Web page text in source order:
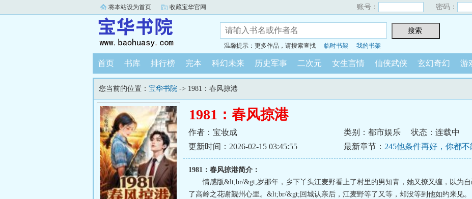
将本站设为首页 收藏宝华官网 账号： 密码：
温馨提示：更多作品，请搜索查找 临时书架 我的书架
首页 书库 排行榜 完本 科幻未来 历史军事 二次元 女生言情 仙侠武侠 玄幻奇幻 游
您当前的位置： 宝华书院 -> 1981：春风掠港
1981：春风掠港
作者：宝妆成 类别：都市娱乐
状态：连载中
更新时间：2026-02-15 03:45:55
最新章节： 245他条件再好，你都
自己事业
1981：春风掠港简介：
情感版&lt;br/&gt;岁那年，乡下丫头江麦野看上了村里的男知青，她又撩又缠，以为
了高岭之花谢觐州心里。&lt;br/&gt;回城认亲后，江麦野等了又等，却没等到他如约来见。